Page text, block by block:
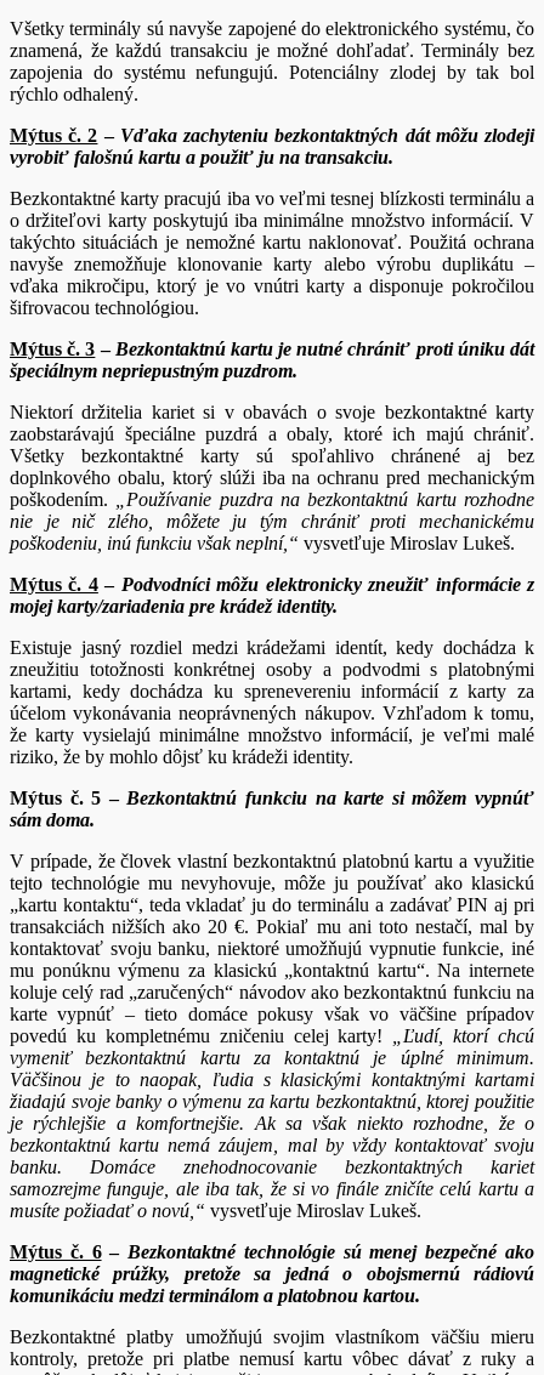
Všetky terminály sú navyše zapojené do elektronického systému, čo
znamená, že každú transakciu je možné dohľadať. Terminály bez
zapojenia do systému nefungujú. Potenciálny zlodej by tak bol
rýchlo odhalený.
Mýtus č. 2 – Vďaka zachyteniu bezkontaktných dát môžu zlodeji
vyrobiť falošnú kartu a použiť ju na transakciu.
Bezkontaktné karty pracujú iba vo veľmi tesnej blízkosti terminálu a
o držiteľovi karty poskytujú iba minimálne množstvo informácií. V
takýchto situáciách je nemožné kartu naklonovať. Použitá ochrana
navyše znemožňuje klonovanie karty alebo výrobu duplikátu –
vďaka mikročipu, ktorý je vo vnútri karty a disponuje pokročilou
šifrovacou technológiou.
Mýtus č. 3 – Bezkontaktnú kartu je nutné chrániť proti úniku dát
špeciálnym nepriepustným puzdrom.
Niektorí držitelia kariet si v obavách o svoje bezkontaktné karty
zaobstarávajú špeciálne puzdrá a obaly, ktoré ich majú chrániť.
Všetky bezkontaktné karty sú spoľahlivo chránené aj bez
doplnkového obalu, ktorý slúži iba na ochranu pred mechanickým
poškodením.
„Používanie puzdra na bezkontaktnú kartu rozhodne
nie je nič zlého, môžete ju tým chrániť proti mechanickému
poškodeniu, inú funkciu však neplní,“ vysvetľuje Miroslav Lukeš.
Mýtus č. 4– Podvodníci môžu elektronicky zneužiť informácie z
mojej karty/zariadenia pre krádež identity.
Existuje jasný rozdiel medzi krádežami identít, kedy dochádza k
zneužitiu totožnosti konkrétnej osoby a podvodmi s platobnými
kartami, kedy dochádza ku sprenevereniu informácií z karty za
účelom vykonávania neoprávnených nákupov. Vzhľadom k tomu,
že karty vysielajú minimálne množstvo informácií, je veľmi malé
riziko, že by mohlo dôjsť ku krádeži identity.
Mýtus č. 5 – Bezkontaktnú funkciu na karte si môžem vypnúť
sám doma.
V prípade, že človek vlastní bezkontaktnú platobnú kartu a využitie
tejto technológie mu nevyhovuje, môže ju používať ako klasickú
„kartu kontaktu“, teda vkladať ju do terminálu a zadávať PIN aj pri
transakciách nižších ako 20 €. Pokiaľ mu ani toto nestačí, mal by
kontaktovať svoju banku, niektoré umožňujú vypnutie funkcie, iné
mu ponúknu výmenu za klasickú „kontaktnú kartu“. Na internete
koluje celý rad „zaručených“ návodov ako bezkontaktnú funkciu na
karte vypnúť – tieto domáce pokusy však vo väčšine prípadov
povedú ku kompletnému zničeniu celej karty!
„Ľudí, ktorí chcú
vymeniť bezkontaktnú kartu za kontaktnú je úplné minimum.
Väčšinou je to naopak, ľudia s klasickými kontaktnými kartami
žiadajú svoje banky o výmenu za kartu bezkontaktnú, ktorej použitie
je rýchlejšie a komfortnejšie. Ak sa však niekto rozhodne, že o
bezkontaktnú kartu nemá záujem, mal by vždy kontaktovať svoju
banku. Domáce znehodnocovanie bezkontaktných kariet
samozrejme funguje, ale iba tak, že si vo finále zničíte celú kartu a
musíte požiadať o novú,“ vysvetľuje Miroslav Lukeš.
Mýtus č. 6– Bezkontaktné technológie sú menej bezpečné ako
magnetické prúžky, pretože sa jedná o obojsmernú rádiovú
komunikáciu medzi terminálom a platobnou kartou.
Bezkontaktné platby umožňujú svojim vlastníkom väčšiu mieru
kontroly, pretože pri platbe nemusí kartu vôbec dávať z ruky a